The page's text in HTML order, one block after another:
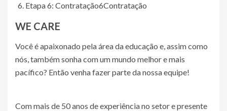
Etapa 6: Contratação6Contratação
WE CARE
Você é apaixonado pela área da educação e, assim como
nós, também sonha com um mundo melhor e mais
pacífico? Então venha fazer parte da nossa equipe!
Com mais de 50 anos de experiência no setor e presente